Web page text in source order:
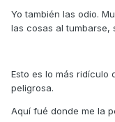
Yo también las odio.
las cosas al tumbarse,
Esto es lo más ridículo
peligrosa.
Aquí fué donde me la